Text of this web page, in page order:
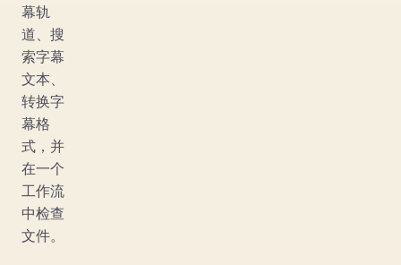
幕轨
道、搜
索字幕
文本、
转换字
幕格
式，并
在一个
工作流
中检查
文件。